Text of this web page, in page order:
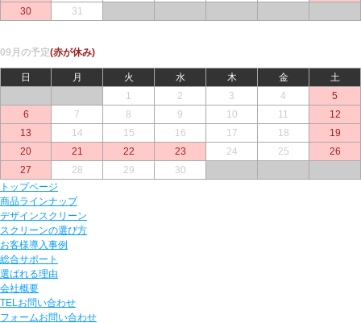
30
31
09月の予定(赤が休み)
日 月 火 水 木 金
土
1 2 3 4
5
6
7 8 9 10 11
12
13
14 15 16 17 18
19
20
21 22 23 24 25
26
27
28 29 30
トップページ
商品ラインナップ
デザインスクリーン
スクリーンの選び方
お客様導入事例
総合サポート
選ばれる理由
会社概要
TELお問い合わせ
フォームお問い合わせ